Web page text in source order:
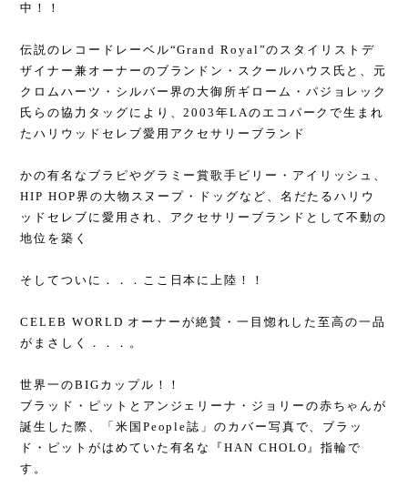
中！！
伝説のレコードレーベル“Grand Royal”のスタイリストデ
ザイナー兼オーナーのブランドン・スクールハウス氏と、元
クロムハーツ・シルバー界の大御所ギローム・パジョレック
氏らの協力タッグにより、2003年LAのエコパークで生まれ
たハリウッドセレブ愛用アクセサリーブランド
かの有名なブラピやグラミー賞歌手ビリー・アイリッシュ、
HIP HOP界の大物スヌープ・ドッグなど、名だたるハリウ
ッドセレブに愛用され、アクセサリーブランドとして不動の
地位を築く
そしてついに．．．ここ日本に上陸！！
CELEB WORLD オーナーが絶賛・一目惚れした至高の一品
がまさしく．．．。
世界一のBIGカップル！！
ブラッド・ピットとアンジェリーナ・ジョリーの赤ちゃんが
誕生した際、「米国People誌」のカバー写真で、ブラッ
ド・ピットがはめていた有名な『HAN CHOLO』指輪で
す。